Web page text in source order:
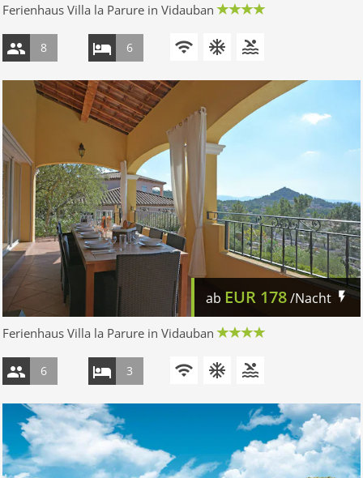
Ferienhaus Villa la Parure in Vidauban
8 6
ab EUR 178/Nacht
Ferienhaus Villa la Parure in Vidauban
6 3